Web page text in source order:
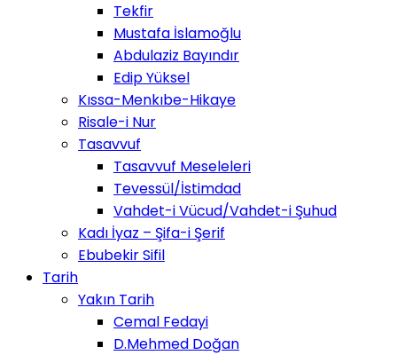
Tekfir
Mustafa İslamoğlu
Abdulaziz Bayındır
Edip Yüksel
Kıssa-Menkıbe-Hikaye
Risale-i Nur
Tasavvuf
Tasavvuf Meseleleri
Tevessül/İstimdad
Vahdet-i Vücud/Vahdet-i Şuhud
Kadı İyaz – Şifa-i Şerif
Ebubekir Sifil
Tarih
Yakın Tarih
Cemal Fedayi
D.Mehmed Doğan